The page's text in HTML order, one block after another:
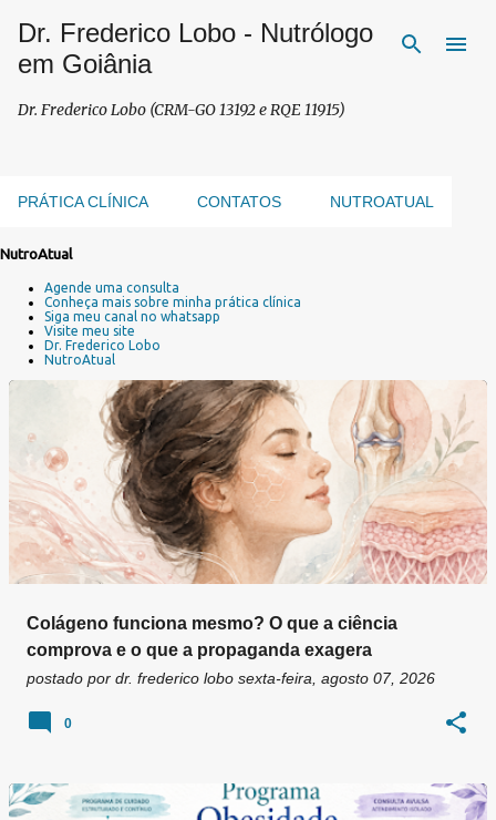
Pular para o conteúdo principal
Dr. Frederico Lobo - Nutrólogo
em Goiânia
Dr. Frederico Lobo (CRM-GO 13192 e RQE 11915)
PRÁTICA CLÍNICA CONTATOS NUTROATUAL
g
NutroAtual
Agende uma consulta
Conheça mais sobre minha prática clínica
Siga meu canal no whatsapp
Visite meu site
Dr. Frederico Lobo
NutroAtual
Colágeno funciona mesmo? O que a ciência
comprova e o que a propaganda exagera
postado por dr. frederico lobo sexta-feira, agosto 07, 2026
0